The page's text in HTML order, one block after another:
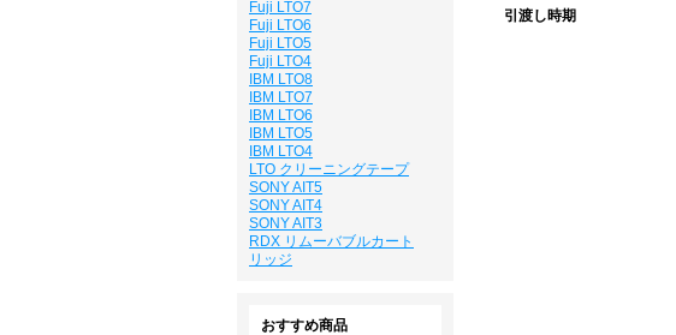
引渡し時期
Fuji LTO7
Fuji LTO6
Fuji LTO5
Fuji LTO4
IBM LTO8
IBM LTO7
IBM LTO6
IBM LTO5
IBM LTO4
LTO クリーニングテープ
SONY AIT5
SONY AIT4
SONY AIT3
RDX リムーバブルカート
リッジ
おすすめ商品